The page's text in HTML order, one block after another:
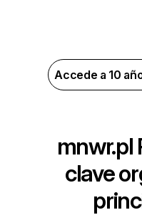
Accede a 10
mnwr.pl
clave